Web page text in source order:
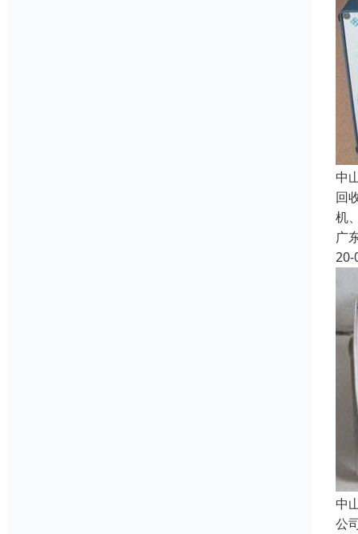
中
回
机
广
20-
中
公